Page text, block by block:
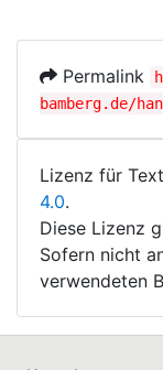
Permalink
bamberg.de/
Lizenz für
4.0.
Diese Lizenz
Sofern nicht
verwendeten